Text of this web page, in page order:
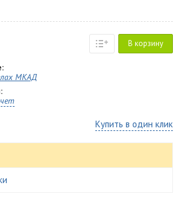
В корзину
МКАД
Купить в один клик